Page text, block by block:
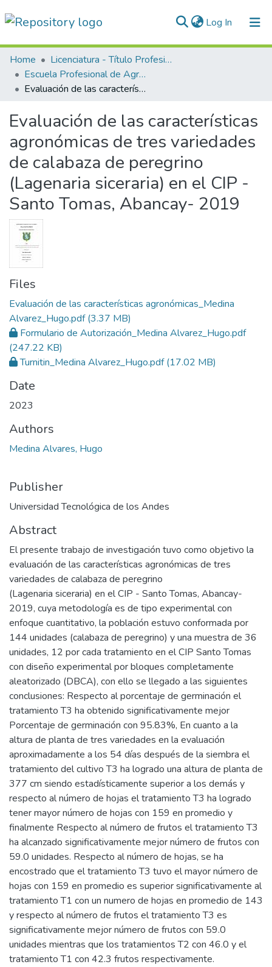
Log In (current)
Communities & Collections
All of DSpace
Normativas
Home
Licenciatura - Título Profesional
Escuela Profesional de Agronomía
Evaluación de las características agronómicas de tres variedades de calabaza de peregrino (Lagenaria siceraria) en el CIP - Santo Tomas, Abancay- 2019
Evaluación de las características
agronómicas de tres variedades
de calabaza de peregrino
(Lagenaria siceraria) en el CIP -
Santo Tomas, Abancay- 2019
Files
Evaluación de las características agronómicas_Medina
Alvarez_Hugo.pdf(3.37 MB)
Formulario de Autorización_Medina Alvarez_Hugo.pdf
(247.22 KB)
Turnitin_Medina Alvarez_Hugo.pdf(17.02 MB)
Date
2023
Authors
Medina Alvares, Hugo
Publisher
Universidad Tecnológica de los Andes
Abstract
El presente trabajo de investigación tuvo como objetivo la
evaluación de las características agronómicas de tres
variedades de calabaza de peregrino
(Lagenaria siceraria) en el CIP - Santo Tomas, Abancay-
2019, cuya metodología es de tipo experimental con
enfoque cuantitativo, la población estuvo conformada por
144 unidades (calabaza de peregrino) y una muestra de 36
unidades, 12 por cada tratamiento en el CIP Santo Tomas
con diseño experimental por bloques completamente
aleatorizado (DBCA), con ello se llegado a las siguientes
conclusiones: Respecto al porcentaje de germinación el
tratamiento T3 ha obtenido significativamente mejor
Porcentaje de germinación con 95.83%, En cuanto a la
altura de planta de tres variedades en la evaluación
aproximadamente a los 54 días después de la siembra el
tratamiento del cultivo T3 ha logrado una altura de planta de
377 cm siendo estadísticamente superior a los demás y
respecto al número de hojas el tratamiento T3 ha logrado
tener mayor número de hojas con 159 en promedio y
finalmente Respecto al número de frutos el tratamiento T3
ha alcanzado significativamente mejor número de frutos con
59.0 unidades. Respecto al número de hojas, se ha
encostrado que el tratamiento T3 tuvo el mayor número de
hojas con 159 en promedio es superior significativamente al
tratamiento T1 con un numero de hojas en promedio de 143
y respecto al número de frutos el tratamiento T3 es
significativamente mejor número de frutos con 59.0
unidades mientras que los tratamientos T2 con 46.0 y el
tratamiento T1 con 42.3 frutos respectivamente.